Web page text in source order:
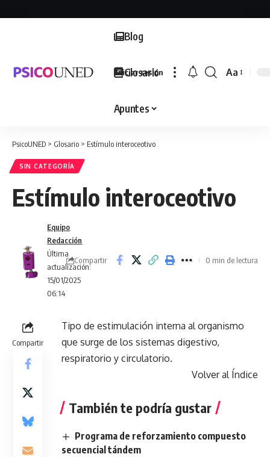
Blog
Glosario
Apuntes
Iniciar sesión
Font
Aa
PsicoUNED > Glosario > Estímulo interoceotivo
SIN CATEGORÍA
Estímulo interoceotivo
Última
actualización:
15/01/2025
06:14
Equipo
Redacción
Compartir 0 min de lectura
Compartir
Tipo de estimulación interna al organismo
que surge de los sistemas digestivo,
respiratorio y circulatorio.
Volver al Índice
También te podría gustar
Programa de reforzamiento compuesto
secuencial tándem